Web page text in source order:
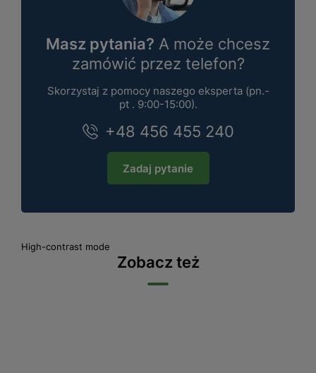
Masz pytania? A może chcesz
zamówić przez telefon?
Skorzystaj z pomocy naszego eksperta (pn.-
pt . 9:00-15:00).
+48 456 455 240
Zadaj pytanie
High-contrast mode
Zobacz też